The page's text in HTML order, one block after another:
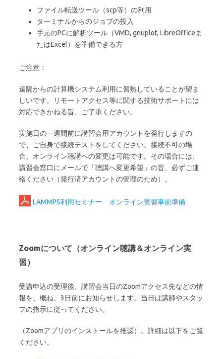
ファイル転送ツール（scp等）の利用
ターミナルからのジョブの投入
手元のPCに解析ツール（VMD, gnuplot, LibreOfficeま
たはExcel）を準備できる方
ご注意：
遠隔からの計算機システム利用に習熟していることが望ま
しいです。リモートアクセス等に関する技術サポートには
対応できかねる旨、ご了承ください。
実施日の一週間前に講習会用アカウントを発行しますの
で、ご自身で接続テストをしてください。接続不可の場
合、オンライン聴講への変更は可能です。その場合には、
講習会窓口にメールで「聴講へ変更希望」の旨、必ずご連
絡ください（発行済アカウントの管理のため）。
LAMMPS利用セミナー オンライン実習事前準備
Zoomについて（オンライン聴講＆オンライン実
習）
受講申込の受理後、講習会当日のZoomアクセス先などの情
報を、概ね、3日前にお知らせします。当日は講師やスタッ
フの指示に従ってください。
（Zoomアプリのインストールを推奨）。詳細は以下をご覧
ください。